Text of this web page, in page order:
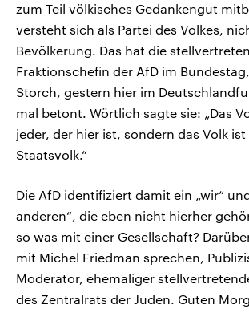
zum Teil völkisches Gedankengut
versteht sich als Partei des Volkes,
Bevölkerung. Das hat die
Fraktionschefin der AfD im
Storch, gestern hier im
mal betont. Wörtlich sagte sie: „Das
jeder, der hier ist, sondern das Volk
Staatsvolk.“
Die AfD identifiziert damit ein „wir“
anderen“, die eben nicht hierher
so was mit einer Gesellschaft?
mit Michel Friedman sprechen,
Moderator, ehemaliger
des Zentralrats der Juden. Guten